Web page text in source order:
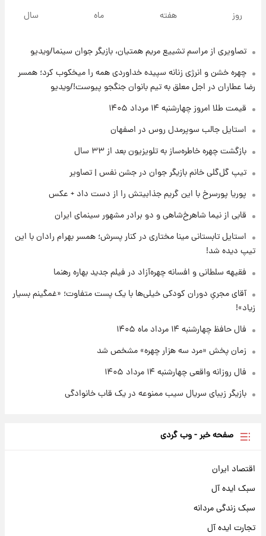
هسته‌ای در آسمان ظاهر شد
۱۷ ساعت پیش
کرد
۱۹ ساعت پیش
۱۴۰۵/ نرخ‌ها ثابت ماند؟ +جدول
علی مطهری: اجرای کامل تفاهم‌نامه اسلام‌آباد،
۲۰ ساعت پیش
واکنش تند تاکر کارلسون به حمله آمریکا به
مدرسه میناب؛ «باید سیلی محکمی به صورت
۲۰ ساعت پیش
۱۴۰۵/کاهش قیمت طلا و سکه
روز هفته ماه سال
تصاویری از مراسم تشییع مریم همتیان، بازیگر جوان سینما/ویدیو
چهره خشن و انرژی زنانه سپیده خداوردی همه را میخکوب کرد؛ همسر
رضا عطاران در اجل معلق به تیم بانوان جنگجو پیوست!/ویدیو
قیمت طلا امروز چهارشنبه ۱۴ مرداد ۱۴۰۵
استایل جالب سوپرمدل روس در اصفهان
بازگشت چهره خاطره‌ساز به تلویزیون بعد از ۳۳ سال
تیپ گل‌گلی خانم بازیگر جوان در جشن نفس | تصاویر
پوریا پورسرخ با این گریم جذابیتش را از دست داد + عکس
قابی از نیما شاهرخ‌شاهی و دو برادر مشهور سینمای ایران
استایل تابستانی مینا مختاری در کنار پسرش؛ همسر بهرام رادان با این
تیپ دیده شد!
فقیهه سلطانی و افسانه چهره‌آزاد در فیلم جدید بهاره رهنما
آقای مجریِ دوران کودکی خیلی‌ها با یک پست متفاوت؛ «غمگینم بسیار
زیاد»!
فال حافظ چهارشنبه ۱۴ مرداد ماه ۱۴۰۵
زمان پخش «مرد سه هزار چهره» مشخص شد
فال روزانه واقعی چهارشنبه ۱۴ مرداد ۱۴۰۵
بازیگر زیبای سریال سیب ممنوعه در یک قاب خانوادگی
صفحه خبر - وب گردی
اقتصاد ایران
سبک ایده آل
سبک زندگی مردانه
تجارت ایده آل